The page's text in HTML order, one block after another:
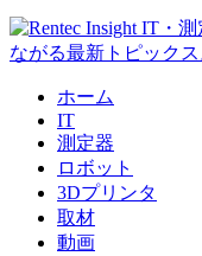
ホーム
IT
測定器
ロボット
3Dプリンタ
取材
動画